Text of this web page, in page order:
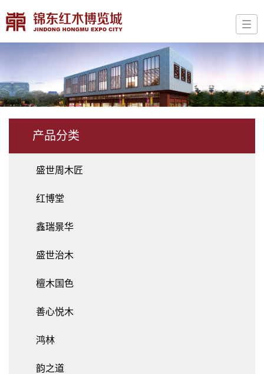
产品分类
盛世周木匠
红博堂
鑫瑞景华
盛世治木
檀木国色
善心悦木
鸿林
韵之道